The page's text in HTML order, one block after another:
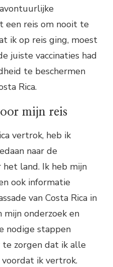
een reis om nooit te
ik op reis ging, moest
juiste vaccinaties had
te beschermen
Rica.
mijn reis
vertrok, heb ik
naar de
het land. Ik heb mijn
ook informatie
van Costa Rica in
mijn onderzoek en
nodige stappen
zorgen dat ik alle
voordat ik vertrok.